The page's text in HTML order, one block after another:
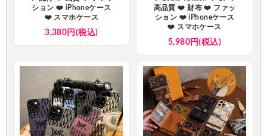
FOLLOW US
Web: https://www.kumacase.jp
Twitter: kumacasestore
E-mail: kumacasestore@gmail.com
Line ID: kumacase
ション ❤️ iPhoneケース
❤️ スマホケース
3,380円(税込)
高品質 ❤️ 財布 ❤️ ファッ
ション ❤️ iPhoneケース
❤️ スマホケース
5,980円(税込)